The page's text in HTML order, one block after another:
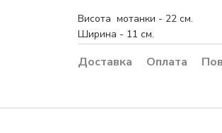
Висота мотанки - 22 см.
Ширина - 11 см.
Доставка Оплата